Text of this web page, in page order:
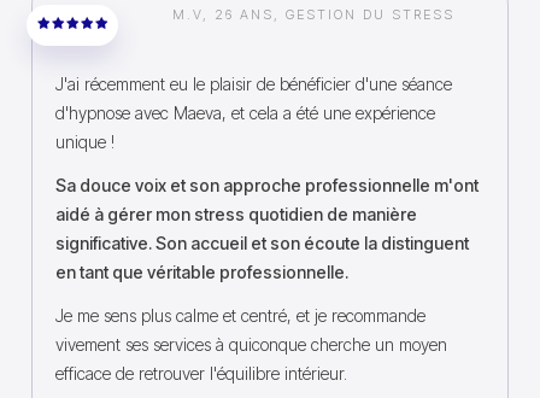
M.V, 26 ANS, GESTION DU STRESS
J'ai récemment eu le plaisir de bénéficier d'une séance
d'hypnose avec Maeva, et cela a été une expérience
unique !
Sa douce voix et son approche professionnelle m'ont
aidé à gérer mon stress quotidien de manière
significative. Son accueil et son écoute la distinguent
en tant que véritable professionnelle.
Je me sens plus calme et centré, et je recommande
vivement ses services à quiconque cherche un moyen
efficace de retrouver l'équilibre intérieur.